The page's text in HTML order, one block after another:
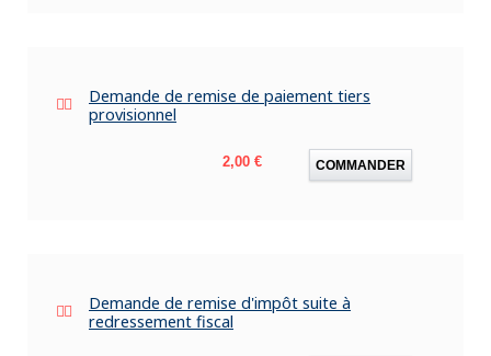
Demande de remise de paiement tiers
provisionnel
Prix
2,00 € COMMANDER
Demande de remise d'impôt suite à
redressement fiscal